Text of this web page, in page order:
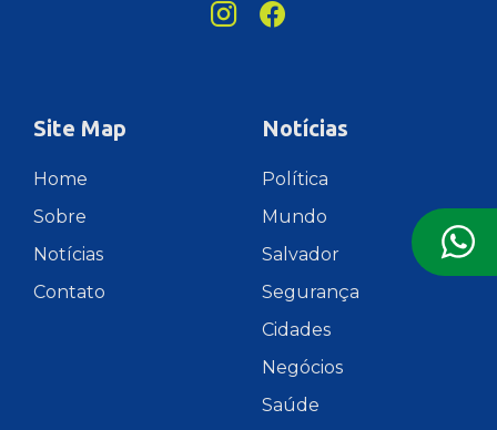
Site Map
Home
Sobre
Notícias
Contato
Notícias
Política
Mundo
Salvador
Segurança
Cidades
Negócios
Saúde